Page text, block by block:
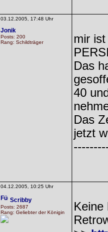
03.12.2005, 17:48 Uhr
Jonik
Posts: 200
Rang: Schildträger
mir
Das
40
Das
jetzt
04.12.2005, 10:25 Uhr
Scribby
Posts: 2687
Rang: Geliebter der Königin
Keine